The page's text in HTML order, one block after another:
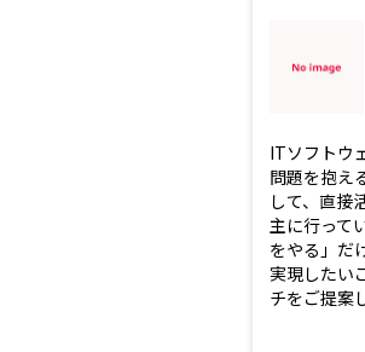
ITソフトウ
問題を抱え
して、直接
主に行って
をやる」だ
実現したい
チをご提案